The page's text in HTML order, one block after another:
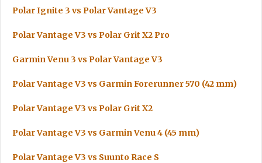
Polar Ignite 3 vs Polar Vantage V3
Polar Vantage V3 vs Polar Grit X2 Pro
Garmin Venu 3 vs Polar Vantage V3
Polar Vantage V3 vs Garmin Forerunner 570 (42 mm)
Polar Vantage V3 vs Polar Grit X2
Polar Vantage V3 vs Garmin Venu 4 (45 mm)
Polar Vantage V3 vs Suunto Race S